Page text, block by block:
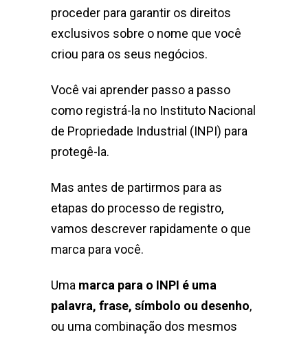
proceder para garantir os direitos
exclusivos sobre o nome que você
criou para os seus negócios.
Você vai aprender passo a passo
como registrá-la no Instituto Nacional
de Propriedade Industrial (INPI) para
protegê-la.
Mas antes de partirmos para as
etapas do processo de registro,
vamos descrever rapidamente o que
marca para você.
Uma marca para o INPI é uma
palavra, frase, símbolo ou desenho,
ou uma combinação dos mesmos